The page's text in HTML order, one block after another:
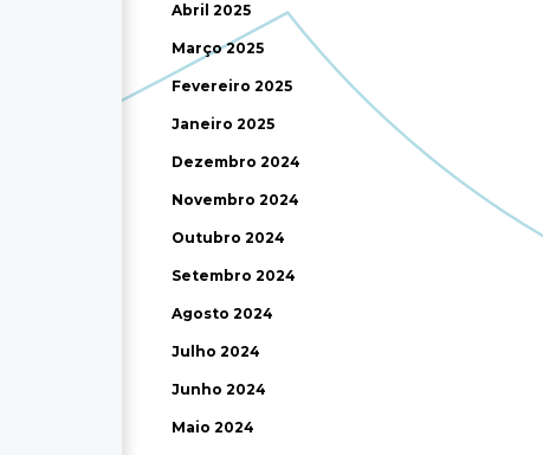
Abril 2025
Março 2025
Fevereiro 2025
Janeiro 2025
Dezembro 2024
Novembro 2024
Outubro 2024
Setembro 2024
Agosto 2024
Julho 2024
Junho 2024
Maio 2024